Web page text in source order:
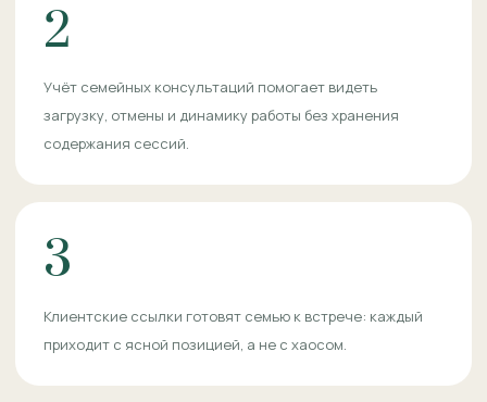
2
Учёт семейных консультаций помогает видеть
загрузку, отмены и динамику работы без хранения
содержания сессий.
3
Клиентские ссылки готовят семью к встрече: каждый
приходит с ясной позицией, а не с хаосом.